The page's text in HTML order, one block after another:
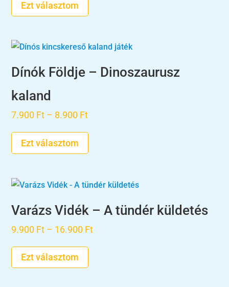
Ezt választom
Dínók Földje – Dinoszaurusz
kaland
7.900 Ft – 8.900 FtÁrtartomány:
7.900 Ft
Ezt választom
Varázs Vidék – A tündér küldetés
9.900 Ft – 16.900 FtÁrtartomány:
Ezt választom